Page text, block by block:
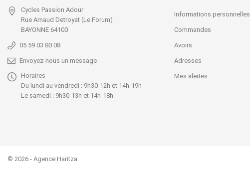
Cycles Passion Adour
Rue Arnaud Detroyat (Le Forum)
BAYONNE 64100
05 59 03 80 08
Envoyez-nous un message
Horaires
Du lundi au vendredi : 9h30-12h et 14h-19h
Le samedi : 9h30-13h et 14h-18h
Informations personnelles
Commandes
Avoirs
Adresses
Mes alertes
© 2026 - Agence Haritza